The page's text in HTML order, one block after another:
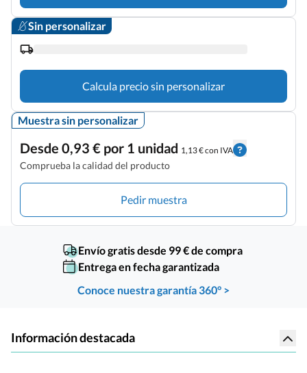
Sin personalizar
Calcula precio sin personalizar
Muestra sin personalizar
Desde 0,93 € por 1 unidad 1,13 € con IVA
Comprueba la calidad del producto
Pedir muestra
Envío gratis desde 99 € de compra
Entrega en fecha garantizada
Conoce nuestra garantía 360° >
Información destacada